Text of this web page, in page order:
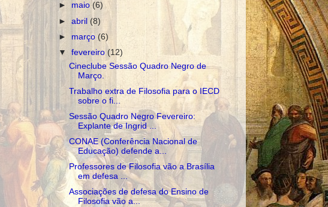
► maio(6)
►abril (8)
► março(6)
▼fevereiro(12)
Cineclube Sessão Quadro Negro de
Março.
Trabalho extra de Filosofia para o IECD
sobre o fi...
Sessão Quadro Negro Fevereiro:
Explante de Ingrid ...
CONAE (Conferência Nacional de
Educação) defende a...
Professores de Filosofia vão a Brasília
em defesa ...
Associações de defesa do Ensino de
Filosofia vão a...